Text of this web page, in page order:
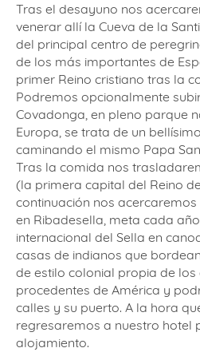
Tras el desayuno nos
venerar allí la Cueva de la
del principal centro de
de los más importantes de
primer Reino cristiano tras la
Podremos opcionalmente
Covadonga, en pleno parque
Europa, se trata de un
caminando el mismo Papa
Tras la comida nos
(la primera capital del Reino
continuación nos
en Ribadesella, meta cada
internacional del Sella en
casas de indianos que
de estilo colonial propia de
procedentes de América y
calles y su puerto. A la hora
regresaremos a nuestro hotel
alojamiento.